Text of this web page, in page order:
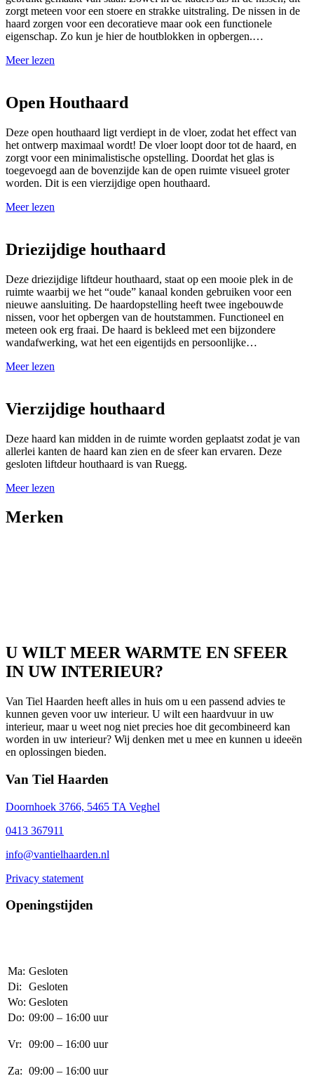
zorgt meteen voor een stoere en strakke uitstraling. De nissen in de
haard zorgen voor een decoratieve maar ook een functionele
eigenschap. Zo kun je hier de houtblokken in opbergen.…
Meer lezen
Open Houthaard
Deze open houthaard ligt verdiept in de vloer, zodat het effect van
het ontwerp maximaal wordt! De vloer loopt door tot de haard, en
zorgt voor een minimalistische opstelling. Doordat het glas is
toegevoegd aan de bovenzijde kan de open ruimte visueel groter
worden. Dit is een vierzijdige open houthaard.
Meer lezen
Driezijdige houthaard
Deze driezijdige liftdeur houthaard, staat op een mooie plek in de
ruimte waarbij we het “oude” kanaal konden gebruiken voor een
nieuwe aansluiting. De haardopstelling heeft twee ingebouwde
nissen, voor het opbergen van de houtstammen. Functioneel en
meteen ook erg fraai. De haard is bekleed met een bijzondere
wandafwerking, wat het een eigentijds en persoonlijke…
Meer lezen
Vierzijdige houthaard
Deze haard kan midden in de ruimte worden geplaatst zodat je van
allerlei kanten de haard kan zien en de sfeer kan ervaren. Deze
gesloten liftdeur houthaard is van Ruegg.
Meer lezen
Merken
U WILT MEER WARMTE EN SFEER
IN UW INTERIEUR?
Van Tiel Haarden heeft alles in huis om u een passend advies te
kunnen geven voor uw interieur. U wilt een haardvuur in uw
interieur, maar u weet nog niet precies hoe dit gecombineerd kan
worden in uw interieur? Wij denken met u mee en kunnen u ideeën
en oplossingen bieden.
Van Tiel Haarden
Doornhoek 3766, 5465 TA Veghel
0413 367911
info@vantielhaarden.nl
Privacy statement
Openingstijden
Ma: Gesloten
Di:
Gesloten
Wo: Gesloten
Do: 09:00 – 16:00 uur
Vr: 09:00 – 16:00 uur
Za: 09:00 – 16:00 uur